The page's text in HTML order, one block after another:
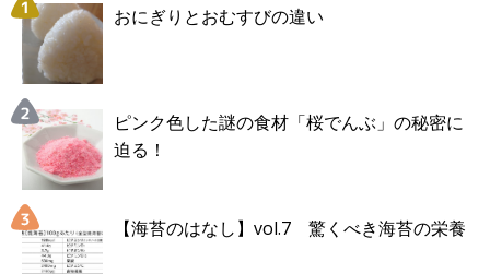
おにぎりとおむすびの違い
ピンク色した謎の食材「桜でんぶ」の秘密に
迫る！
【海苔のはなし】vol.7 驚くべき海苔の栄養